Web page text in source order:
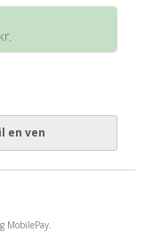
en ven
MobilePay.